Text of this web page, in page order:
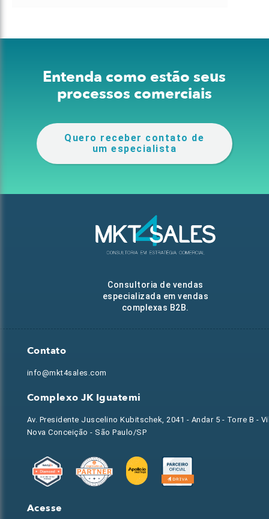
Entenda como estão seus
processos comerciais
Quero receber contato de
um especialista
Consultoria de vendas
especializada em vendas
complexas B2B.
Contato
info@mkt4sales.com
Complexo JK Iguatemi
Av. Presidente Juscelino Kubitschek, 2041 - Andar 5 - Torre B -
Nova Conceição - São Paulo/SP
Acesse